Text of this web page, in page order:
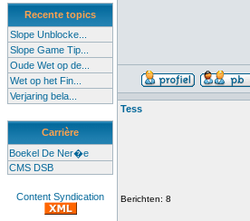
Recente topics
Slope Unblocke...
Slope Game Tip...
Oude Wet op de...
Wet op het Fin...
Verjaring bela...
Carrière
Boekel De Ner�e
CMS DSB
Content Syndication
Tess
Berichten: 8